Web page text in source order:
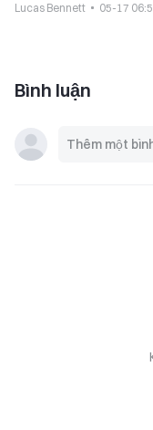
Lucas Bennett 05-17
Bình luận